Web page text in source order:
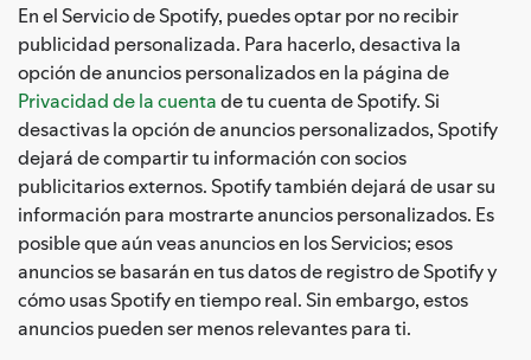
En el Servicio de Spotify, puedes optar por no recibir
publicidad personalizada. Para hacerlo, desactiva la
opción de anuncios personalizados en la página de
Privacidad de la cuentade tu cuenta de Spotify. Si
desactivas la opción de anuncios personalizados, Spotify
dejará de compartir tu información con socios
publicitarios externos. Spotify también dejará de usar su
información para mostrarte anuncios personalizados. Es
posible que aún veas anuncios en los Servicios; esos
anuncios se basarán en tus datos de registro de Spotify y
cómo usas Spotify en tiempo real. Sin embargo, estos
anuncios pueden ser menos relevantes para ti.